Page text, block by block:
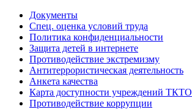
Документы
Спец. оценка условий труда
Политика конфиденциальности
Защита детей в интернете
Противодействие экстремизму
Антитеррористическая деятельность
Анкета качества
Карта доступности учреждений ТКТО
Противодействие коррупции